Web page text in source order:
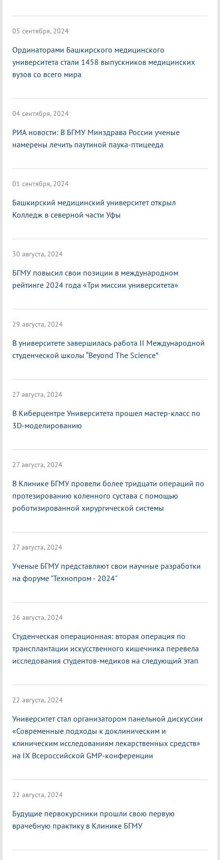
05 сентября, 2024
Ординаторами Башкирского медицинского
университета стали 1458 выпускников медицинских
вузов со всего мира
04 сентября, 2024
РИА новости: В БГМУ Минздрава России ученые
намерены лечить паутиной паука-птицееда
01 сентября, 2024
Башкирский медицинский университет открыл
Колледж в северной части Уфы
30 августа, 2024
БГМУ повысил свои позиции в международном
рейтинге 2024 года «Три миссии университета»
29 августа, 2024
В университете завершилась работа II Международной
студенческой школы “Beyond The Science”
27 августа, 2024
В Киберцентре Университета прошел мастер-класс по
3D-моделированию
27 августа, 2024
В Клинике БГМУ провели более тридцати операций по
протезированию коленного сустава с помощью
роботизированной хирургической системы
27 августа, 2024
Ученые БГМУ представляют свои научные разработки
на форуме "Технопром - 2024"
26 августа, 2024
Студенческая операционная: вторая операция по
трансплантации искусственного кишечника перевела
исследования студентов-медиков на следующий этап
22 августа, 2024
Университет стал организатором панельной дискуссии
«Современные подходы к доклиническим и
клиническим исследованиям лекарственных средств»
на IX Всероссийской GMP-конференции
22 августа, 2024
Будущие первокурсники прошли свою первую
врачебную практику в Клинике БГМУ